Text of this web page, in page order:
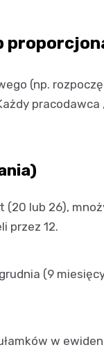
(np.
pracodawca
lub 26),
przez 12.
(9
w